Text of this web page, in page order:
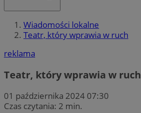
Wiadomości lokalne
Teatr, który wprawia w ruch
reklama
Teatr, który wprawia w ruch
01 października 2024 07:30
Czas czytania: 2 min.